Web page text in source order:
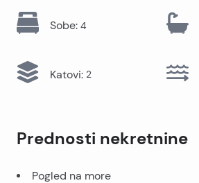
Sobe: 4
Katovi: 2
Prednosti nekretnine
Pogled na more